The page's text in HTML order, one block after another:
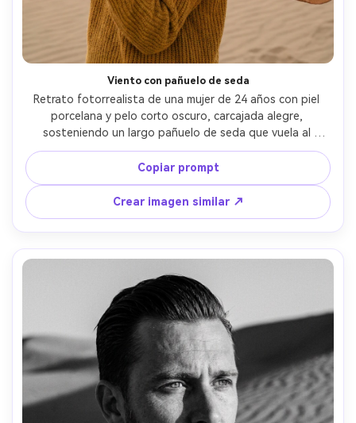
Viento con pañuelo de seda
Retrato fotorrealista de una mujer de 24 años con piel
porcelana y pelo corto oscuro, carcajada alegre,
sosteniendo un largo pañuelo de seda que vuela al
viento, lleva top de punto amarillo mostaza y maquillaje
melocotón sutil, dunas abiertas con nubes suaves, luz
difusa de hora dorada, Fujifilm X-T5, 56mm f/1.2, encuadre
de torso medio, composición aireada, ánimo optimista,
textura natural de piel, brillo realista de tela, enfoque
nítido, alta resolución --ar 4:5
Copiar prompt
Crear imagen similar ↗